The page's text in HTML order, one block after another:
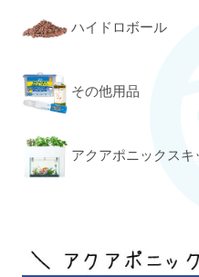
ハイドロボール
その他用品
アクアポニックスキ